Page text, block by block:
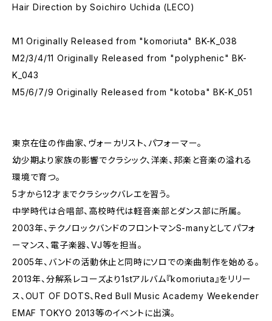
Hair Direction by Soichiro Uchida (LECO)
M1 Originally Released from "komoriuta" BK-K_038
M2/3/4/11 Originally Released from "polyphenic" BK-
K_043
M5/6/7/9 Originally Released from "kotoba" BK-K_051
東京在住の作曲家、ヴォーカリスト、パフォーマー。
幼少期より家族の影響でクラシック、洋楽、邦楽と音楽の溢れる
環境で育つ。
5才から12才までクラシックバレエを習う。
中学時代は合唱部、高校時代は軽音楽部とダンス部に所属。
2003年、テクノロックバンドのフロントマンS-manyとしてパフォ
ーマンス、電子楽器、VJ等を担当。
2005年、バンドの活動休止と同時にソロでの楽曲制作を始める。
2013年、分解系レコーズより1stアルバム『komoriuta』をリリー
ス、OUT OF DOTS、Red Bull Music Academy Weekender
EMAF TOKYO 2013等のイベントに出演。